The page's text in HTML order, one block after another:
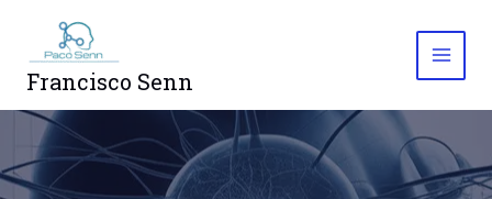
contenido
Francisco Senn